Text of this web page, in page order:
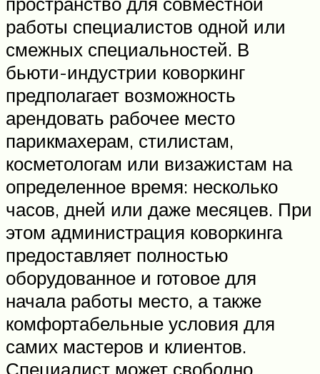
работы специалистов одной или
смежных специальностей. В
бьюти-индустрии коворкинг
предполагает возможность
арендовать рабочее место
парикмахерам, стилистам,
косметологам или визажистам на
определенное время: несколько
часов, дней или даже месяцев. При
этом администрация коворкинга
предоставляет полностью
оборудованное и готовое для
начала работы место, а также
комфортабельные условия для
самих мастеров и клиентов.
Специалист может свободно